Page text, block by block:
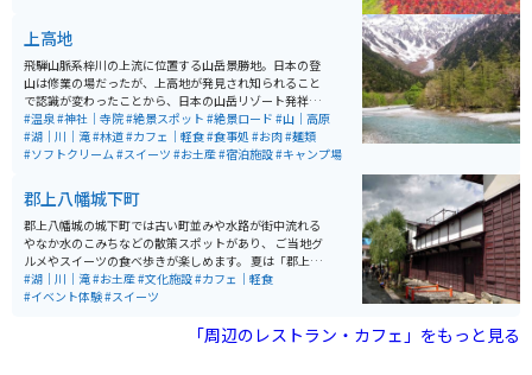
上高地
飛騨山脈系梓川の上流に位置する山岳景勝地。日本の登
山は修業の場だったが、上高地が発見され知られること
で認識が変わったことから、日本の山岳リゾート発祥の
地と言われる。夏でも山頂に雪を頂く穂高山脈、今なお
活動する焼岳、雪解け水を運び青く流れる梓川がとても
美しい。環境保護のためマイカー規制されており、マイ
る。
#温泉#神社｜寺院#絶景スポット #絶景ロード #山｜高原
#湖｜川｜滝#林道#カフェ｜軽食#食事処 #お肉#麺類
#ソフトクリーム#スイーツ #お土産#宿泊施設#キャンプ場
郡上八幡城下町
郡上八幡城の城下町では古い町並みや水路が街中流れる
やなか水のこみちなどの散策スポットがあり、 ご当地グ
ルメやスイーツの食べ歩きが楽しめます。 夏は「郡上お
どり」で有名な盆踊りの徹夜踊りが行われます。また、
食品サンプル体験なども楽しめます。 近くを流れる「吉
町・郡上八幡の発展を支えてきました。かつては天然の
#湖｜川｜滝#お土産#文化施設#カフェ｜軽食
#イベント体験#スイーツ
「周辺のレストラン・カフェ」をもっと見る